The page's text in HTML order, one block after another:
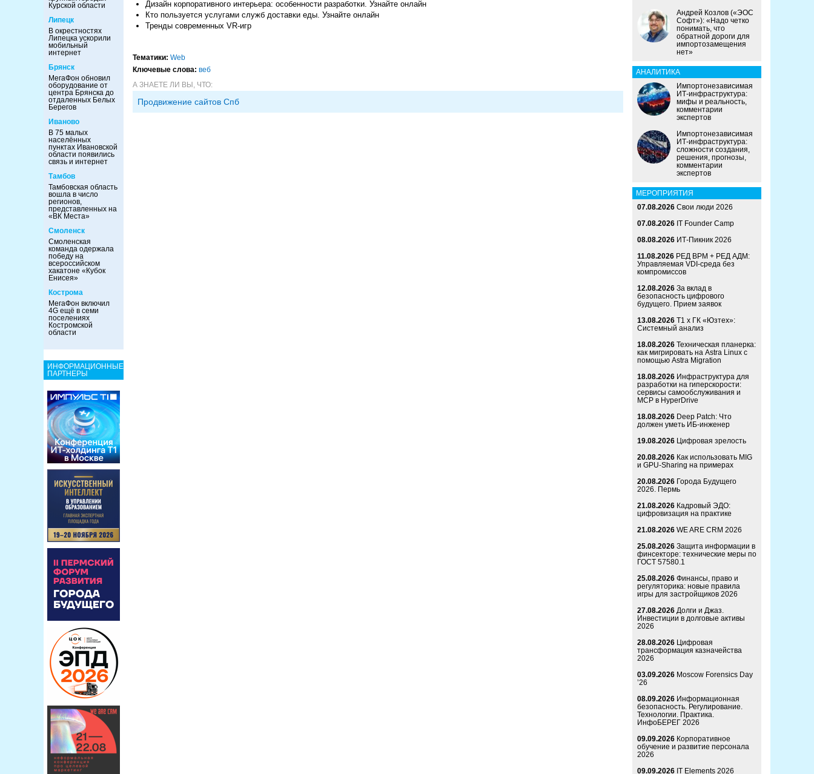
Курской области
Липецк
В окрестностях
Липецка ускорили
мобильный
интернет
Брянск
МегаФон обновил
оборудование от
центра Брянска до
отдаленных Белых
Берегов
Иваново
В 75 малых
населённых
пунктах Ивановской
области появились
связь и интернет
Тамбов
Тамбовская область
вошла в число
регионов,
представленных на
«ВК Места»
Смоленск
Смоленская
команда одержала
победу на
всероссийском
хакатоне «Кубок
Енисея»
Кострома
МегаФон включил
4G ещё в семи
поселениях
Костромской
области
ИНФОРМАЦИОННЫЕ
ПАРТНЕРЫ
Дизайн корпоративного интерьера: особенности разработки. Узнайте онлайн
Кто пользуется услугами служб доставки еды. Узнайте онлайн
Тренды современных VR-игр
Тематики: Web
Ключевые слова: веб
А ЗНАЕТЕ ЛИ ВЫ, ЧТО:
Продвижение сайтов Спб
Андрей Козлов («ЭОС
Софт»): «Надо четко
понимать, что
обратной дороги для
импортозамещения
нет»
АНАЛИТИКА
Импортонезависимая
ИТ-инфраструктура:
мифы и реальность,
комментарии
экспертов
Импортонезависимая
ИТ-инфраструктура:
сложности создания,
решения, прогнозы,
комментарии
экспертов
МЕРОПРИЯТИЯ
07.08.2026 Свои люди 2026
07.08.2026 IT Founder Camp
08.08.2026 ИТ-Пикник 2026
11.08.2026 РЕД ВРМ + РЕД АДМ:
Управляемая VDI-среда без
компромиссов
12.08.2026 За вклад в
безопасность цифрового
будущего. Прием заявок
13.08.2026 Т1 x ГК «Юзтех»:
Системный анализ
18.08.2026 Техническая планерка:
как мигрировать на Astra Linux с
помощью Astra Migration
18.08.2026 Инфраструктура для
разработки на гиперскорости:
сервисы самообслуживания и
MCP в HyperDrive
18.08.2026 Deep Patch: Что
должен уметь ИБ-инженер
19.08.2026 Цифровая зрелость
20.08.2026 Как использовать MIG
и GPU-Sharing на примерах
20.08.2026 Города Будущего
2026. Пермь
21.08.2026 Кадровый ЭДО:
цифровизация на практике
21.08.2026 WE ARE CRM 2026
25.08.2026 Защита информации в
финсекторе: технические меры по
ГОСТ 57580.1
25.08.2026 Финансы, право и
регуляторика: новые правила
игры для застройщиков 2026
27.08.2026 Долги и Джаз.
Инвестиции в долговые активы
2026
28.08.2026 Цифровая
трансформация казначейства
2026
03.09.2026 Moscow Forensics Day
’26
08.09.2026 Информационная
безопасность. Регулирование.
Технологии. Практика.
ИнфоБЕРЕГ 2026
09.09.2026 Корпоративное
обучение и развитие персонала
2026
09.09.2026 IT Elements 2026